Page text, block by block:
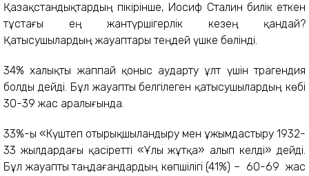
Қазақстандықтардың пікірінше, Иосиф Сталин билік еткен
тұстағы ең жантүршігерлік кезең қандай?
Қатысушылардың жауаптары теңдей үшке бөлінді.
34% халықты жаппай қоныс аударту ұлт үшін трагендия
болды дейді. Бұл жауапты белгілеген қатысушылардың көбі
30-39 жас аралығында.
33%-ы «Күштеп отырықшыландыру мен ұжымдастыру 1932-
33 жылдардағы қасіретті «Ұлы жұтқа» алып келді» дейді.
Бұл жауапты таңдағандардың көпшілігі (41%) – 60-69 жас